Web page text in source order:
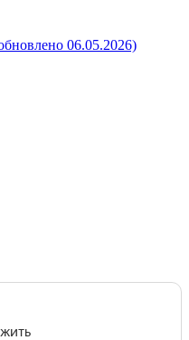
06.05.2026)